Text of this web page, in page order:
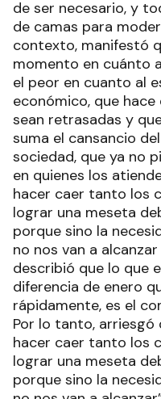
de ser necesario, y
de camas para
contexto, manifestó
momento en cuánto
el peor en cuanto al
económico, que
sean retrasadas y
suma el cansancio
sociedad, que ya no
en quienes los
hacer caer tanto los
lograr una meseta
porque sino la
no nos van a
describió que lo que
diferencia de enero
rápidamente, es el
Por lo tanto, arriesgó
hacer caer tanto los
lograr una meseta
porque sino la